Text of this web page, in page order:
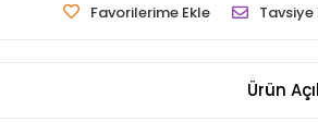
Favorilerime Ekle Tavsiye
Ürün